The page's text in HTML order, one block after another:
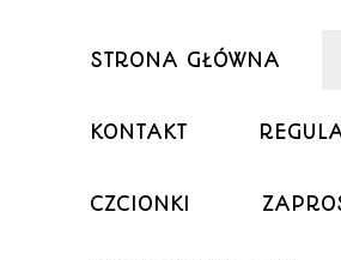
STRONA GŁÓWNA
KONTAKT
CZCIONKI